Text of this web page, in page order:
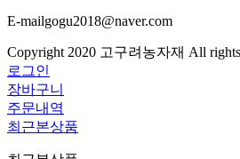
E-mailgogu2018@naver.com
Copyright 2020 고구려농자재 All rights
로그인
장바구니
주문내역
최근본상품